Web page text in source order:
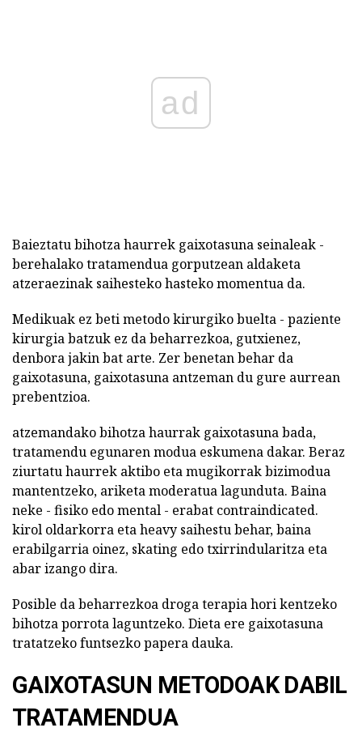
ad
Baieztatu bihotza haurrek gaixotasuna seinaleak -
berehalako tratamendua gorputzean aldaketa
atzeraezinak saihesteko hasteko momentua da.
Medikuak ez beti metodo kirurgiko buelta - paziente
kirurgia batzuk ez da beharrezkoa, gutxienez,
denbora jakin bat arte. Zer benetan behar da
gaixotasuna, gaixotasuna antzeman du gure aurrean
prebentzioa.
atzemandako bihotza haurrak gaixotasuna bada,
tratamendu egunaren modua eskumena dakar. Beraz
ziurtatu haurrek aktibo eta mugikorrak bizimodua
mantentzeko, ariketa moderatua lagunduta. Baina
neke - fisiko edo mental - erabat contraindicated.
kirol oldarkorra eta heavy saihestu behar, baina
erabilgarria oinez, skating edo txirrindularitza eta
abar izango dira.
Posible da beharrezkoa droga terapia hori kentzeko
bihotza porrota laguntzeko. Dieta ere gaixotasuna
tratatzeko funtsezko papera dauka.
GAIXOTASUN METODOAK DABIL
TRATAMENDUA